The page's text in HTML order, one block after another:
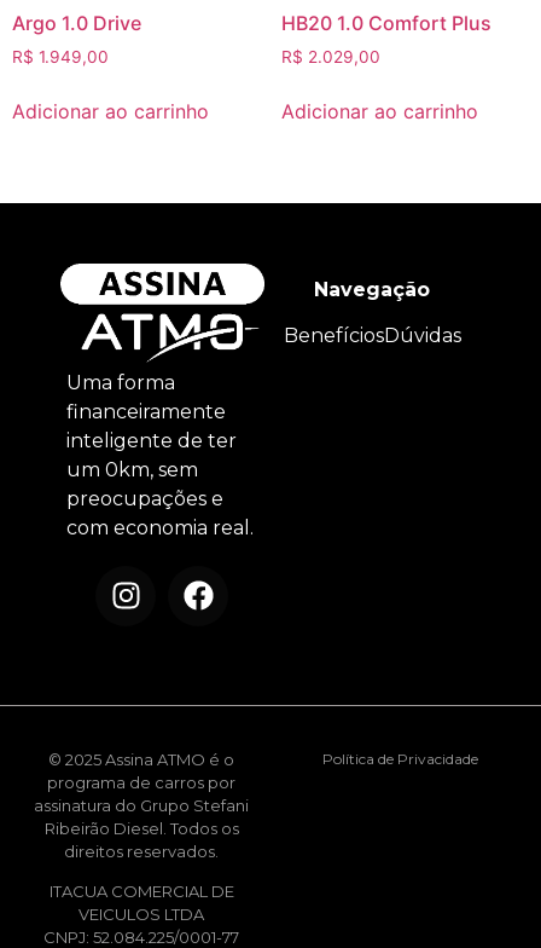
Argo 1.0 Drive
R$ 1.949,00
Adicionar ao carrinho
HB20 1.0 Comfort Plus
R$ 2.029,00
Adicionar ao carrinho
Uma forma
financeiramente
inteligente de ter
um 0km, sem
preocupações e
com economia real.
Navegação
BenefíciosDúvidas
© 2025 Assina ATMO é o
programa de carros por
assinatura do Grupo Stefani
Ribeirão Diesel. Todos os
direitos reservados.
ITACUA COMERCIAL DE
VEICULOS LTDA
CNPJ: 52.084.225/0001-77
Política de Privacidade